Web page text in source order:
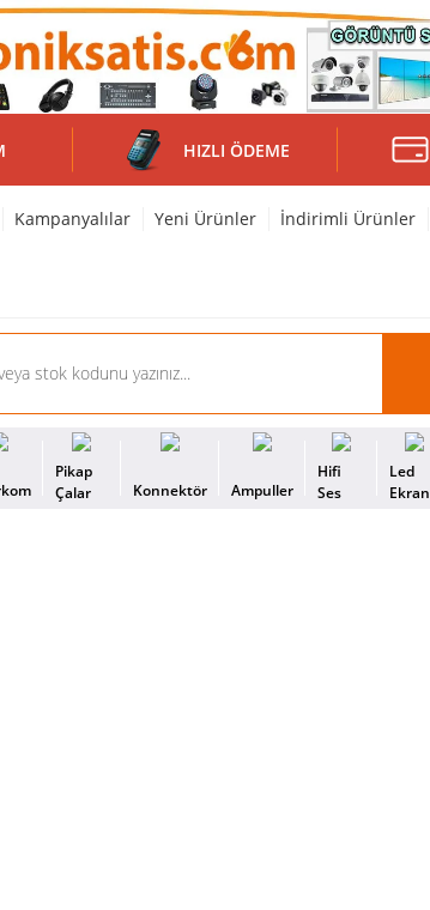
HIZLI ÖDEME
Kampanyalılar Yeni Ürünler İndirimli Ürünler
Pikap
Çalar
Konnektör Ampuller
Hifi
Ses
Led
Ekran